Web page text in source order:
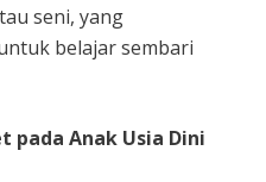
seni, yang
belajar sembari
pada Anak Usia Dini